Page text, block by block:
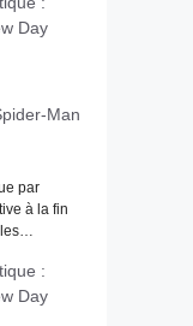
Day
Man
par
à la fin
les…
:
Day